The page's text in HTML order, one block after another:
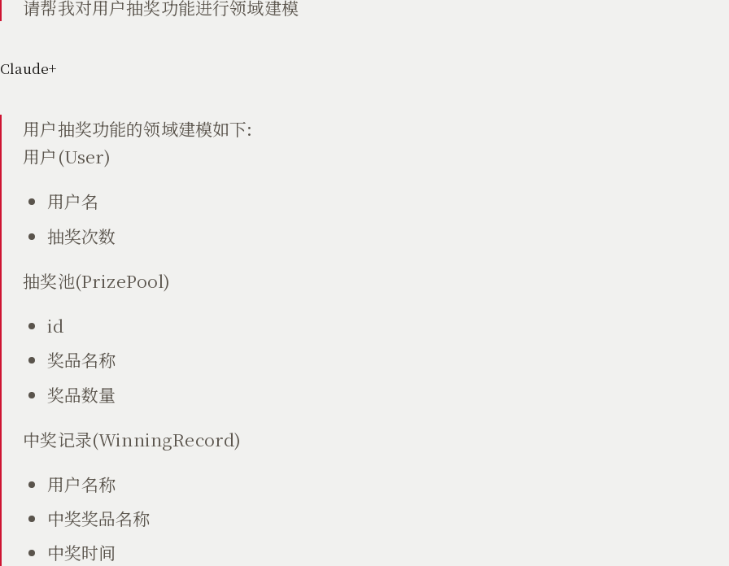
请帮我对用户抽奖功能进行领域建模
Claude+
用户抽奖功能的领域建模如下:
用户(User)
用户名
抽奖次数
抽奖池(PrizePool)
id
奖品名称
奖品数量
中奖记录(WinningRecord)
用户名称
中奖奖品名称
中奖时间